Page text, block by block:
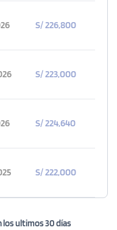
S/ 226,800
S/ 223,000
S/ 224,640
S/ 222,000
los ultimos 30 días